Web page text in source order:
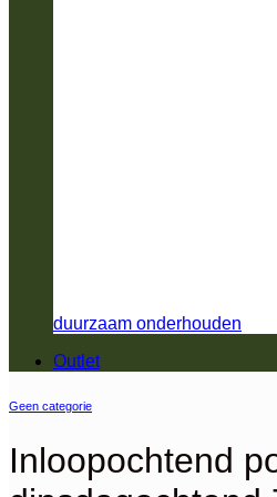
duurzaam onderhouden
Outlet
Geen categorie
Inloopochtend